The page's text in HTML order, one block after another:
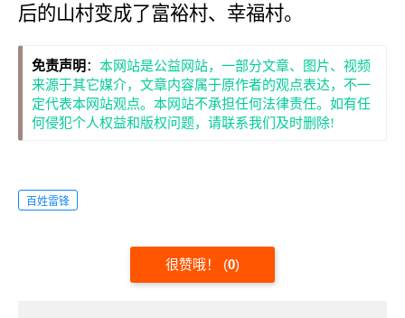
后的山村变成了富裕村、幸福村。
免责声明 ： 本网站是公益网站，一部分文章、图片、视频
来源于其它媒介，文章内容属于原作者的观点表达，不一
定代表本网站观点。本网站不承担任何法律责任。如有任
何侵犯个人权益和版权问题，请联系我们及时删除!
百姓雷锋
很赞哦！ (0)